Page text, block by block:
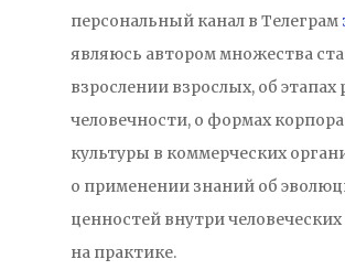
персональный канал в Телеграм
являюсь автором множества
взрослении взрослых, об этапах
человечности, о формах
культуры в коммерческих
о применении знаний об
ценностей внутри
на практике.